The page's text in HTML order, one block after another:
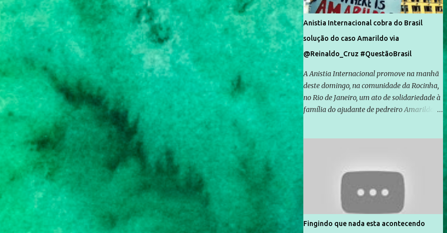
Anistia Internacional cobra do Brasil
solução do caso Amarildo via
@Reinaldo_Cruz #QuestãoBrasil
A Anistia Internacional promove na manhã
deste domingo, na comunidade da Rocinha,
no Rio de Janeiro, um ato de solidariedade à
família do ajudante de pedreiro Amarildo de
Rocinha. A assessora de Direitos Humanos
da Anistia Internacional, Renata Neder, disse
à Agência Brasil que ações e atividades de
mobilização são feitas normalmente pela
organização não governamental. As ações
de solidariedade são promovidas em apoio
Fingindo que nada esta acontecendo